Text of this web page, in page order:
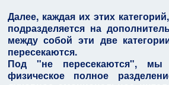
Далее, каждая их этих
подразделяется на
между собой эти две
пересекаются.
Под "не пересекаются",
физическое полное